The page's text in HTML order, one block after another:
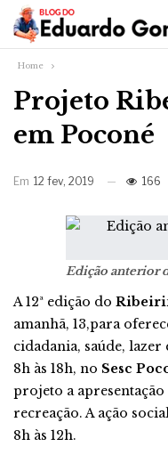
Home
Projeto
em Poconé
Em 12 fev, 2019 166
Edição anterior
A 12ª edição do
amanhã, 13,para
cidadania, saúde,
8h às 18h, no Sesc
projeto a
recreação. A ação
8h às 12h.